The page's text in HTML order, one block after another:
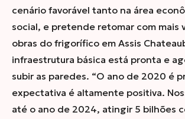
cenário favorável tanto na área
social, e pretende retomar com mais
obras do frigorífico em Assis
infraestrutura básica está pronta e
subir as paredes. “O ano de 2020 é
expectativa é altamente positiva.
até o ano de 2024, atingir 5 bilhões